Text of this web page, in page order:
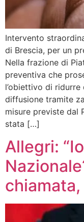
Intervento
di Brescia, per un
Nella frazione di
preventiva che
l’obiettivo di
diffusione tramite
misure previste dal
stata […]
Allegri:
chiamata,